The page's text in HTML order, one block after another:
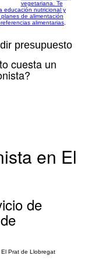
vegetariana. Te
educación nutricional y
de alimentación
alimentarias,
presupuesto
cuesta un
en El
de
Prat de Llobregat